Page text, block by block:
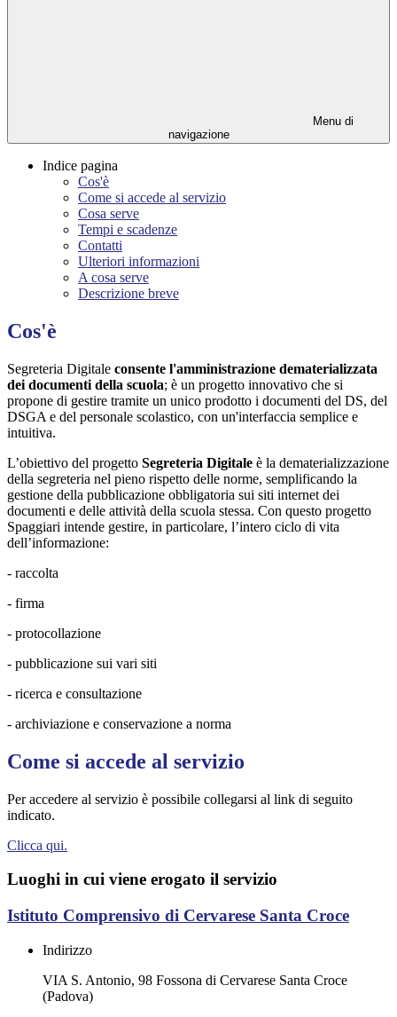
Menu di
navigazione
Indice pagina
Cos'è
Come si accede al servizio
Cosa serve
Tempi e scadenze
Contatti
Ulteriori informazioni
A cosa serve
Descrizione breve
Cos'è
Segreteria Digitale consente l'amministrazione dematerializzata
dei documenti della scuola; è un progetto innovativo che si
propone di gestire tramite un unico prodotto i documenti del DS, del
DSGA e del personale scolastico, con un'interfaccia semplice e
intuitiva.
L’obiettivo del progetto Segreteria Digitale è la dematerializzazione
della segreteria nel pieno rispetto delle norme, semplificando la
gestione della pubblicazione obbligatoria sui siti internet dei
documenti e delle attività della scuola stessa. Con questo progetto
Spaggiari intende gestire, in particolare, l’intero ciclo di vita
dell’informazione:
- raccolta
- firma
- protocollazione
- pubblicazione sui vari siti
- ricerca e consultazione
- archiviazione e conservazione a norma
Come si accede al servizio
Per accedere al servizio è possibile collegarsi al link di seguito
indicato.
Clicca qui.
Luoghi in cui viene erogato il servizio
Istituto Comprensivo di Cervarese Santa Croce
Indirizzo
VIA S. Antonio, 98 Fossona di Cervarese Santa Croce
(Padova)